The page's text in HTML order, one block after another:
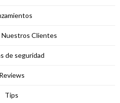
Clientes
de seguridad
Reviews
Tips